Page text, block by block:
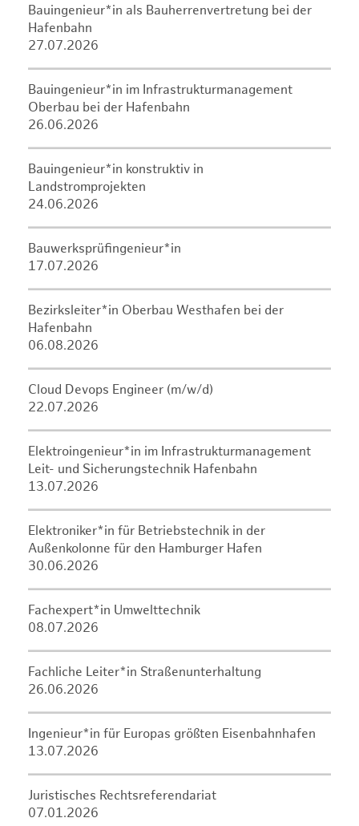
Bauingenieur*in als Bauherrenvertretung bei der
Hafenbahn
27.07.2026
Bauingenieur*in im Infrastrukturmanagement
Oberbau bei der Hafenbahn
26.06.2026
Bauingenieur*in konstruktiv in
Landstromprojekten
24.06.2026
Bauwerksprüfingenieur*in
17.07.2026
Bezirksleiter*in Oberbau Westhafen bei der
Hafenbahn
06.08.2026
Cloud Devops Engineer (m/w/d)
22.07.2026
Elektroingenieur*in im Infrastrukturmanagement
Leit- und Sicherungstechnik Hafenbahn
13.07.2026
Elektroniker*in für Betriebstechnik in der
Außenkolonne für den Hamburger Hafen
30.06.2026
Fachexpert*in Umwelttechnik
08.07.2026
Fachliche Leiter*in Straßenunterhaltung
26.06.2026
Ingenieur*in für Europas größten Eisenbahnhafen
13.07.2026
Juristisches Rechtsreferendariat
07.01.2026